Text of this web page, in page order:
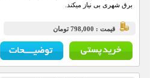
برق شهری بی نیاز میکند.
قيمت : 798,000 تومان